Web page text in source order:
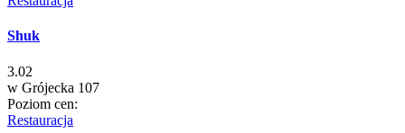
Shuk
3.02
w Grójecka 107
Poziom cen:
Restauracja